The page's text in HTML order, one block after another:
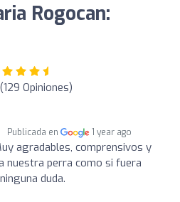
Rogocan:
Opiniones)
Publicada en 1 year ago
agradables, comprensivos y
nuestra perra como si fuera
duda.